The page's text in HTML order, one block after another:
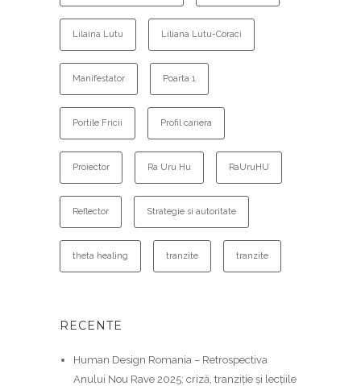
Lilaina Lutu Liliana Lutu-Coraci
Manifestator Poarta 1
Portile Fricii Profil cariera
Proiector Ra Uru Hu RaUruHU
Reflector Strategie si autoritate
theta healing tranzite tranzite
RECENTE
Human Design Romania – Retrospectiva
Anului Nou Rave 2025: criză, tranziție și lecțiile